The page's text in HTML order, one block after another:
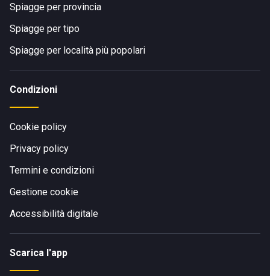
Spiagge per provincia
Spiagge per tipo
Spiagge per località più popolari
Condizioni
Cookie policy
Privacy policy
Termini e condizioni
Gestione cookie
Accessibilità digitale
Scarica l'app